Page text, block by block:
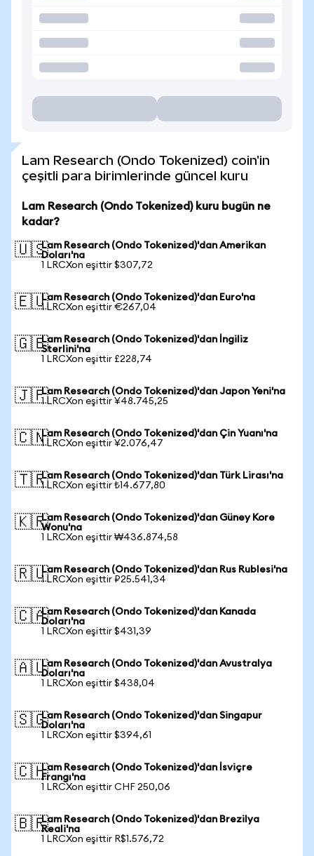
Lam Research (Ondo Tokenized) coin'in
çeşitli para birimlerinde güncel kuru
Lam Research (Ondo Tokenized) kuru bugün ne
kadar?
🇺🇸Lam Research (Ondo Tokenized)'dan Amerikan
Doları'na
1 LRCXon eşittir $307,72
🇪🇺Lam Research (Ondo Tokenized)'dan Euro'na
1 LRCXon eşittir €267,04
🇬🇧Lam Research (Ondo Tokenized)'dan İngiliz
Sterlini'na
1 LRCXon eşittir £228,74
🇯🇵Lam Research (Ondo Tokenized)'dan Japon Yeni'na
1 LRCXon eşittir ¥48.745,25
🇨🇳Lam Research (Ondo Tokenized)'dan Çin Yuanı'na
1 LRCXon eşittir ¥2.076,47
🇹🇷Lam Research (Ondo Tokenized)'dan Türk Lirası'na
1 LRCXon eşittir ₺14.677,80
🇰🇷Lam Research (Ondo Tokenized)'dan Güney Kore
Wonu'na
1 LRCXon eşittir ₩436.874,58
🇷🇺Lam Research (Ondo Tokenized)'dan Rus Rublesi'na
1 LRCXon eşittir ₽25.541,34
🇨🇦Lam Research (Ondo Tokenized)'dan Kanada
Doları'na
1 LRCXon eşittir $431,39
🇦🇺Lam Research (Ondo Tokenized)'dan Avustralya
Doları'na
1 LRCXon eşittir $438,04
🇸🇬Lam Research (Ondo Tokenized)'dan Singapur
Doları'na
1 LRCXon eşittir $394,61
🇨🇭Lam Research (Ondo Tokenized)'dan İsviçre
Frangı'na
1 LRCXon eşittir CHF 250,06
🇧🇷Lam Research (Ondo Tokenized)'dan Brezilya
Reali'na
1 LRCXon eşittir R$1.576,72